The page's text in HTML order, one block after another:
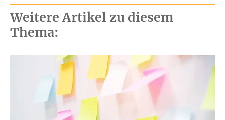
Weitere Artikel zu diesem
Thema: